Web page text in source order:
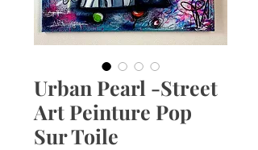
Urban Pearl -Street
Art Peinture Pop
Sur Toile